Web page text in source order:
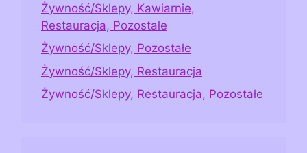
Żywność/Sklepy, Kawiarnie,
Restauracja, Pozostałe
Żywność/Sklepy, Pozostałe
Żywność/Sklepy, Restauracja
Żywność/Sklepy, Restauracja, Pozostałe